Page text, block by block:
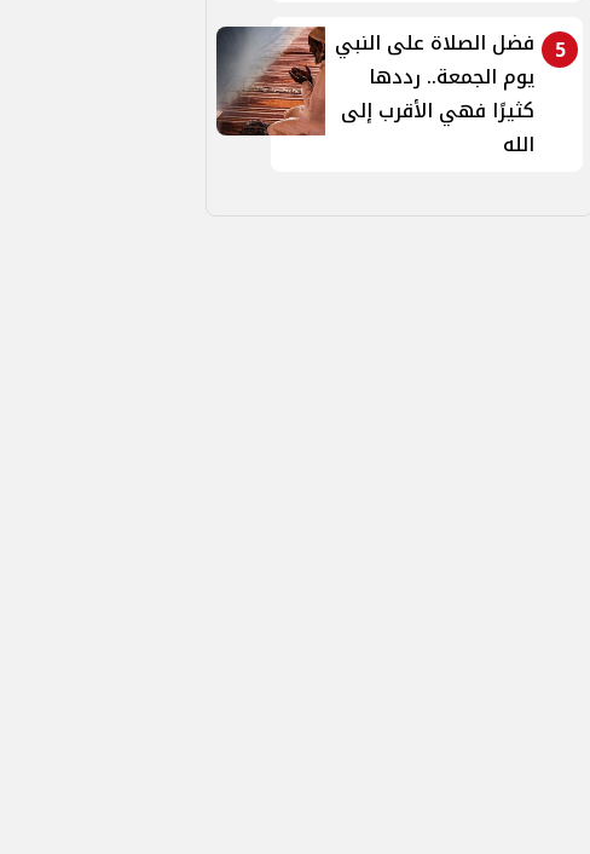
5
فضل الصلاة على النبي
يوم الجمعة.. رددها
كثيرًا فهي الأقرب إلى
الله